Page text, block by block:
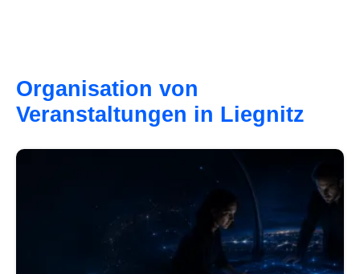
Organisation von
Veranstaltungen in Liegnitz